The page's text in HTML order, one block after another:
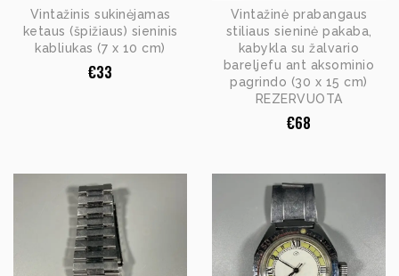
Vintažinis sukinėjamas
ketaus (špižiaus) sieninis
kabliukas (7 x 10 cm)
€33
Vintažinė prabangaus
stiliaus sieninė pakaba,
kabykla su žalvario
bareljefu ant aksominio
pagrindo (30 x 15 cm)
REZERVUOTA
€68